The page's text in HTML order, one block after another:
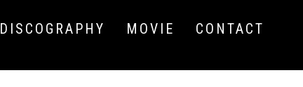
DISCOGRAPHY MOVIE CONTACT